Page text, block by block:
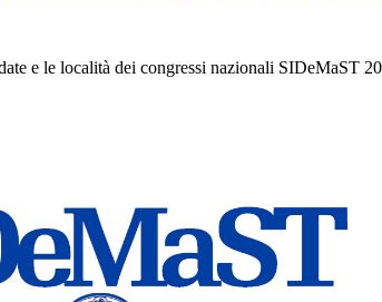
e le località dei congressi nazionali SIDeMaST